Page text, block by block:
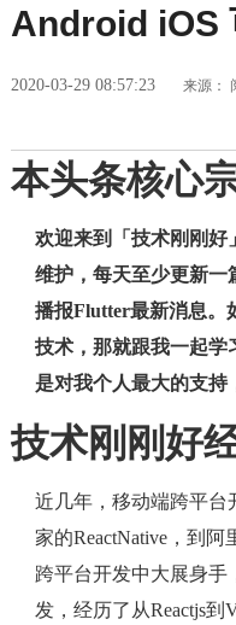
Android iOS
2020-03-29 08:57:23 来源：
本头条核心
欢迎来到「技术刚刚好
维护，每天至少更新
播报Flutter最新消息。
技术，那就跟我一起学
是对我个人最大的支持
技术刚刚好
近几年，移动端跨平台
家的ReactNative，到
跨平台开发中大展身手
发，经历了从Reactjs到